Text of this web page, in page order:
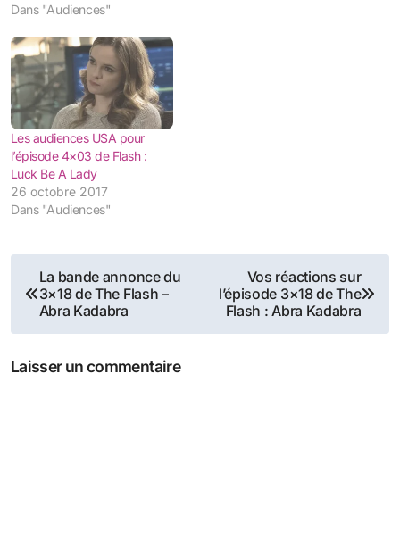
Dans "Audiences"
Les audiences USA pour
l’épisode 4×03 de Flash :
Luck Be A Lady
26 octobre 2017
Dans "Audiences"
Navigation
de
l’article
La bande annonce du
3×18 de The Flash –
Abra Kadabra
Vos réactions sur
l’épisode 3×18 de The
Flash : Abra Kadabra
Laisser un commentaire